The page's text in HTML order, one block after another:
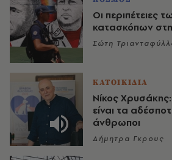
Οι περιπέτειες
κατασκόπων στη
Σώτη
ΚΑΤΟΙΚΙΔΙΑ
Νίκος
είναι τα
άνθρωποι
Δήμητρα Γκρους